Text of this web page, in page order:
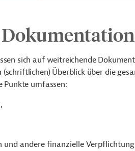
sich auf weitreichende
Überblick über die
Punkte umfassen:
und andere finanzielle